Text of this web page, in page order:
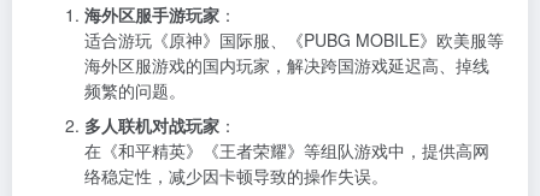
海外区服手游玩家 ：
适合游玩《原神》国际服、《PUBG MOBILE》欧美服等
海外区服游戏的国内玩家，解决跨国游戏延迟高、掉线
频繁的问题。
多人联机对战玩家 ：
在《和平精英》《王者荣耀》等组队游戏中，提供高网
络稳定性，减少因卡顿导致的操作失误。